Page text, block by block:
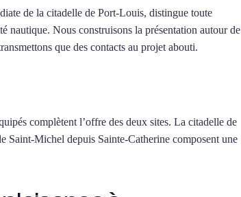
de la citadelle de Port-Louis, distingue toute
nautique. Nous construisons la présentation autour de
que des contacts au projet abouti.
complètent l’offre des deux sites. La citadelle de
Saint-Michel depuis Sainte-Catherine composent une